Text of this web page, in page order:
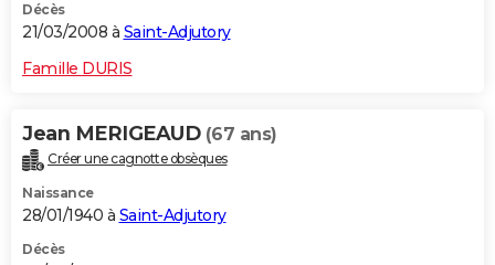
Décès
21/03/2008 à Saint-Adjutory
Famille DURIS
Jean MERIGEAUD (67 ans)
Créer une cagnotte obsèques
Naissance
28/01/1940 à Saint-Adjutory
Décès